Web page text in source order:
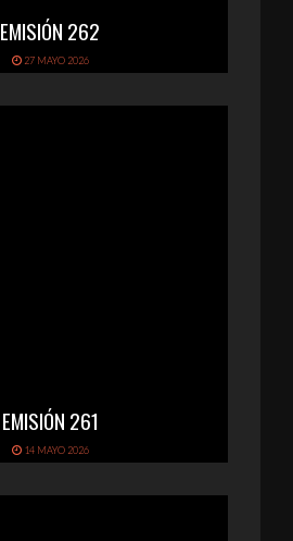
EMISIÓN 262
27 MAYO 2026
EMISIÓN 261
14 MAYO 2026